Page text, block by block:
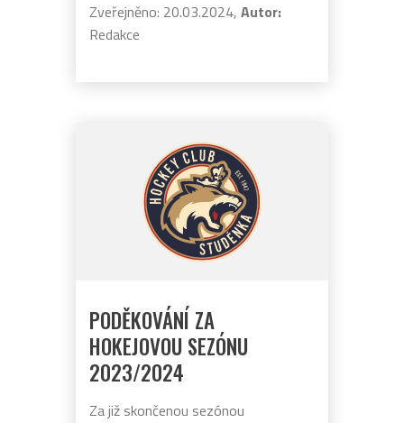
Zveřejněno: 20.03.2024, Autor:
Redakce
PODĚKOVÁNÍ ZA
HOKEJOVOU SEZÓNU
2023/2024
Za již skončenou sezónou